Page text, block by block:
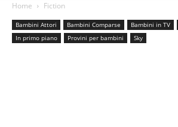
Home Fiction
Bambini Attori Bambini Comparse Bambini in TV
In primo piano
Provini per bambini Sky